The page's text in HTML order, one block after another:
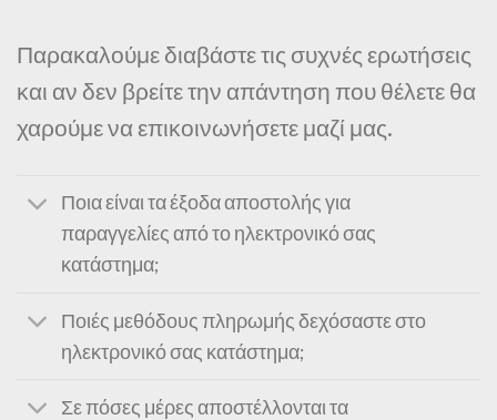
Παρακαλούμε διαβάστε τις συχνές ερωτήσεις
και αν δεν βρείτε την απάντηση που θέλετε θα
χαρούμε να επικοινωνήσετε μαζί μας.
Ποια είναι τα έξοδα αποστολής για
παραγγελίες από το ηλεκτρονικό σας
κατάστημα;
Ποιές μεθόδους πληρωμής δεχόσαστε στο
ηλεκτρονικό σας κατάστημα;
Σε πόσες μέρες αποστέλλονται τα